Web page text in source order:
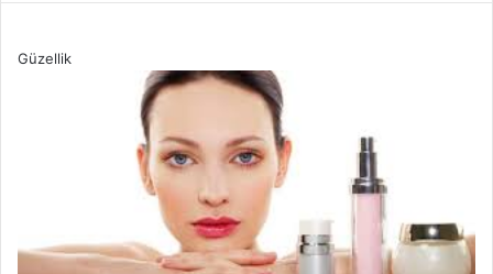
Güzellik